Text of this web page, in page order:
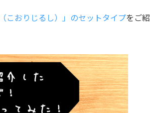
（こおりじるし）」のセットタイプをご紹